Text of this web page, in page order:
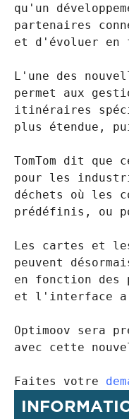
qu'un
partenaires
et d'évoluer en
L'une des
permet aux
itinéraires
plus étendue,
TomTom dit
pour les
déchets où les
prédéfinis, ou
Les cartes et
peuvent
en fonction
et l'interface a
Optimoov sera
avec cette
Faites votre